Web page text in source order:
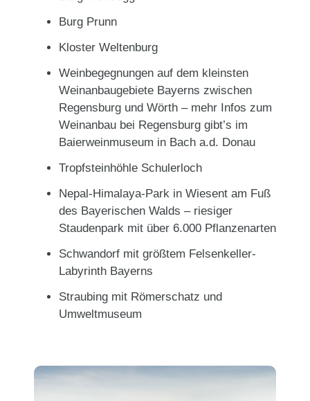
Burg Prunn
Kloster Weltenburg
Weinbegegnungen auf dem kleinsten
Weinanbaugebiete Bayerns zwischen
Regensburg und Wörth – mehr Infos zum
Weinanbau bei Regensburg gibt’s im
Baierweinmuseum in Bach a.d. Donau
Tropfsteinhöhle Schulerloch
Nepal-Himalaya-Park in Wiesent am Fuß
des Bayerischen Walds – riesiger
Staudenpark mit über 6.000 Pflanzenarten
Schwandorf mit größtem Felsenkeller-
Labyrinth Bayerns
Straubing mit Römerschatz und
Umweltmuseum